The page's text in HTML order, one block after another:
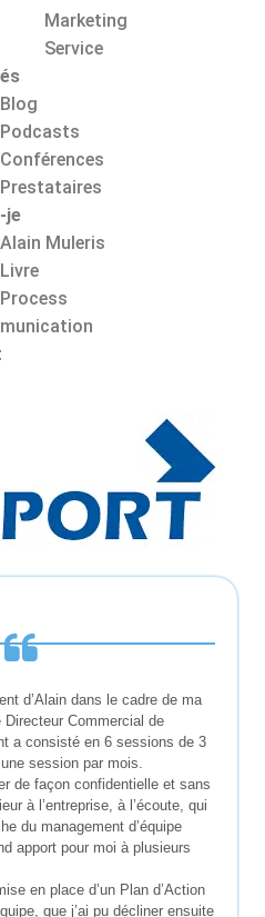
Marketing
Service
Blog
Podcasts
Conférences
Prestataires
je
Alain Muleris
Livre
Process
d’Alain dans le cadre de ma
Commercial de
a consisté en 6 sessions de 3
session par mois.
de façon confidentielle et sans
à l’entreprise, à l’écoute, qui
du management d’équipe
apport pour moi à plusieurs
en place d’un Plan d’Action
que j’ai pu décliner ensuite